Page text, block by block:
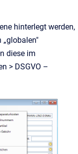
hinterlegt werden,
„globalen"
diese im
> DSGVO –